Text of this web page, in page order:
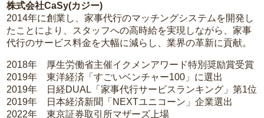
株式会社CaSy(カジー)
2014年に創業し、家事代行のマッチングシステムを開発し
たことにより、スタッフへの高時給を実現しながら、家事
代行のサービス料金を大幅に減らし、業界の革新に貢献。
2018年 厚生労働省主催イクメンアワード特別奨励賞受賞
2019年 東洋経済「すごいベンチャー100」に選出
2019年 日経DUAL「家事代行サービスランキング」第1位
2019年 日本経済新聞「NEXTユニコーン」企業選出
2022年 東京証券取引所マザーズ上場